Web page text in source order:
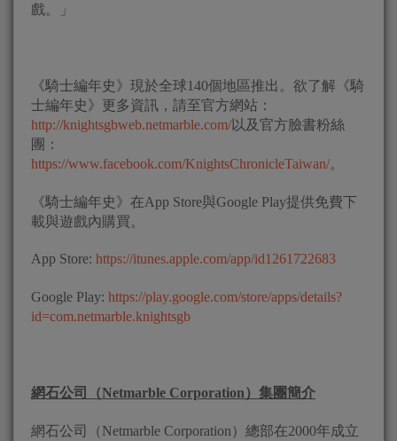
戲。」
《騎士編年史》現於全球140個地區推出。欲了解《騎
士編年史》更多資訊，請至官方網站：
http://knightsgbweb.netmarble.com/以及官方臉書粉絲
團：
https://www.facebook.com/KnightsChronicleTaiwan/。
《騎士編年史》在App Store與Google Play提供免費下
載與遊戲內購買。
App Store: https://itunes.apple.com/app/id1261722683
Google Play: https://play.google.com/store/apps/details?
id=com.netmarble.knightsgb
網石公司（Netmarble Corporation）集團簡介
網石公司（Netmarble Corporation）總部在2000年成立